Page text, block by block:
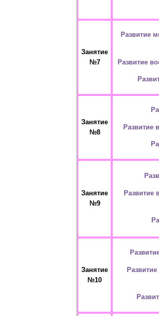
Занятие
№7
Развитие
Развитие
Занятие
№8
Развитие
Занятие
№9
Развитие
Занятие
№10